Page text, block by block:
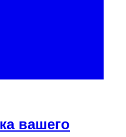
вашего